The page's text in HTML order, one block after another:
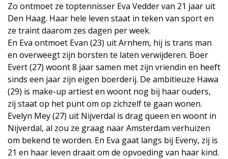
Zo ontmoet ze toptennisser Eva Vedder van 21 jaar uit
Den Haag. Haar hele leven staat in teken van sport en
ze traint daarom zes dagen per week.
En Eva ontmoet Evan (23) uit Arnhem, hij is trans man
en overweegt zijn borsten te laten verwijderen. Boer
Evert (27) woont 8 jaar samen met zijn vriendin en heeft
sinds een jaar zijn eigen boerderij. De ambitieuze Hawa
(29) is make-up artiest en woont nog bij haar ouders,
zij staat op het punt om op zichzelf te gaan wonen.
Evelyn Mey (27) uit Nijverdal is drag queen en woont in
Nijverdal, al zou ze graag naar Amsterdam verhuizen
om bekend te worden. En Eva gaat langs bij Eveny, zij is
21 en haar leven draait om de opvoeding van haar kind.